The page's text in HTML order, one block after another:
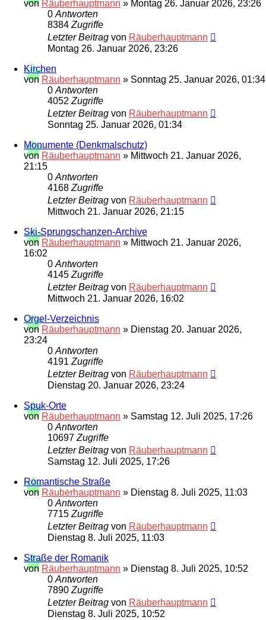
von Räuberhauptmann » Montag 26. Januar 2026, 23:26
0 Antworten
8384 Zugriffe
Letzter Beitrag von Räuberhauptmann
Montag 26. Januar 2026, 23:26
Kirchen
von Räuberhauptmann » Sonntag 25. Januar 2026, 01:34
0 Antworten
4052 Zugriffe
Letzter Beitrag von Räuberhauptmann
Sonntag 25. Januar 2026, 01:34
Monumente (Denkmalschutz)
von Räuberhauptmann » Mittwoch 21. Januar 2026,
21:15
0 Antworten
4168 Zugriffe
Letzter Beitrag von Räuberhauptmann
Mittwoch 21. Januar 2026, 21:15
Ski-Sprungschanzen-Archive
von Räuberhauptmann » Mittwoch 21. Januar 2026,
16:02
0 Antworten
4145 Zugriffe
Letzter Beitrag von Räuberhauptmann
Mittwoch 21. Januar 2026, 16:02
Orgel-Verzeichnis
von Räuberhauptmann » Dienstag 20. Januar 2026,
23:24
0 Antworten
4191 Zugriffe
Letzter Beitrag von Räuberhauptmann
Dienstag 20. Januar 2026, 23:24
Spuk-Orte
von Räuberhauptmann » Samstag 12. Juli 2025, 17:26
0 Antworten
10697 Zugriffe
Letzter Beitrag von Räuberhauptmann
Samstag 12. Juli 2025, 17:26
Romantische Straße
von Räuberhauptmann » Dienstag 8. Juli 2025, 11:03
0 Antworten
7715 Zugriffe
Letzter Beitrag von Räuberhauptmann
Dienstag 8. Juli 2025, 11:03
Straße der Romanik
von Räuberhauptmann » Dienstag 8. Juli 2025, 10:52
0 Antworten
7890 Zugriffe
Letzter Beitrag von Räuberhauptmann
Dienstag 8. Juli 2025, 10:52